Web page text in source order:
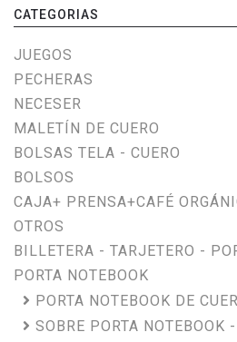
CATEGORIAS
JUEGOS
PECHERAS
NECESER
MALETÍN DE CUERO
BOLSAS TELA - CUERO
BOLSOS
CAJA+ PRENSA+CAFÉ
OTROS
BILLETERA - TARJETERO -
PORTA NOTEBOOK
PORTA NOTEBOOK DE
SOBRE PORTA NOTEBOOK